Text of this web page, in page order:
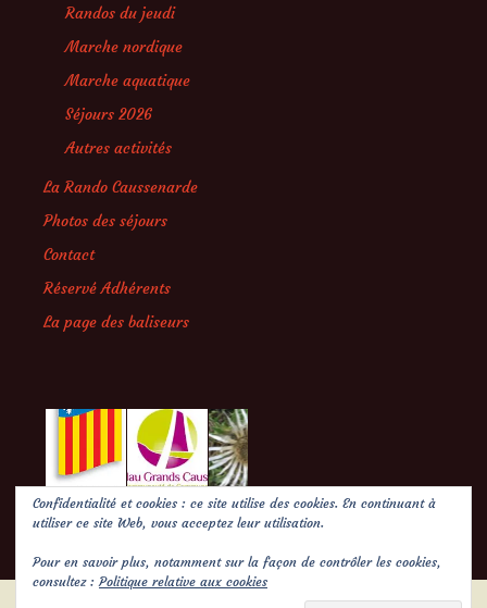
Randos du jeudi
Marche nordique
Marche aquatique
Séjours 2026
Autres activités
La Rando Caussenarde
Photos des séjours
Contact
Réservé Adhérents
La page des baliseurs
Confidentialité et cookies : ce site utilise des cookies. En continuant à
utiliser ce site Web, vous acceptez leur utilisation.
Pour en savoir plus, notamment sur la façon de contrôler les cookies,
consultez :Politique relative aux cookies